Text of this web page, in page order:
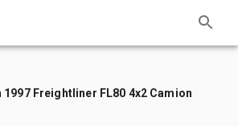
Freightliner FL80 4x2 Camion